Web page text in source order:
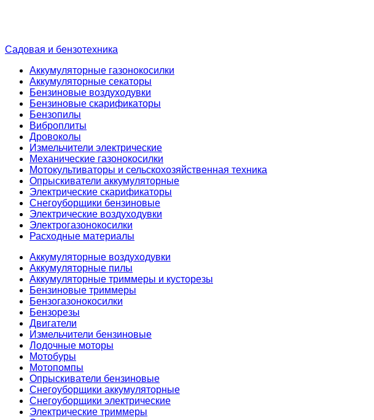
Садовая и бензотехника
Аккумуляторные газонокосилки
Аккумуляторные секаторы
Бензиновые воздуходувки
Бензиновые скарификаторы
Бензопилы
Виброплиты
Дровоколы
Измельчители электрические
Механические газонокосилки
Мотокультиваторы и сельскохозяйственная техника
Опрыскиватели аккумуляторные
Электрические скарификаторы
Снегоуборщики бензиновые
Электрические воздуходувки
Электрогазонокосилки
Расходные материалы
Аккумуляторные воздуходувки
Аккумуляторные пилы
Аккумуляторные триммеры и кусторезы
Бензиновые триммеры
Бензогазонокосилки
Бензорезы
Двигатели
Измельчители бензиновые
Лодочные моторы
Мотобуры
Мотопомпы
Опрыскиватели бензиновые
Снегоуборщики аккумуляторные
Снегоуборщики электрические
Электрические триммеры